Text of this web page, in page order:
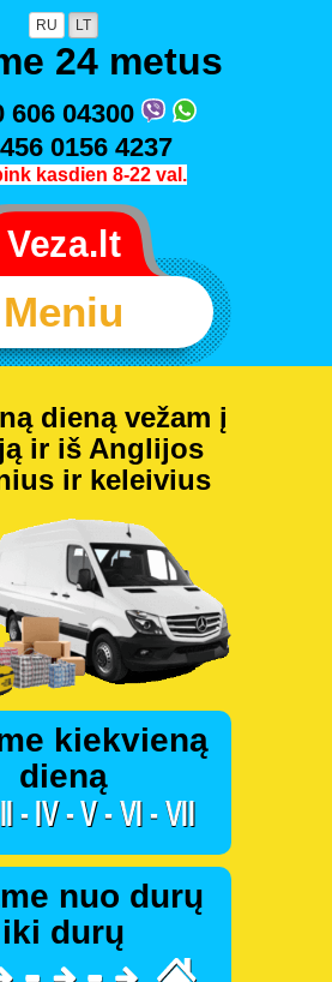
RU LT
24 metus
606 04300
0156 4237
kasdien 8-22 val.
Meniu
dieną vežam į
ir iš Anglijos
ir keleivius
kiekvieną
dieną
nuo durų
iki durų